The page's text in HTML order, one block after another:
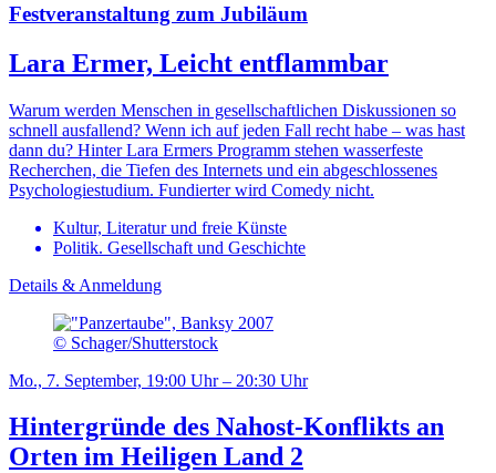
Festveranstaltung zum Jubiläum
Lara Ermer, Leicht entflammbar
Warum werden Menschen in gesellschaftlichen Diskussionen so
schnell ausfallend? Wenn ich auf jeden Fall recht habe – was hast
dann du? Hinter Lara Ermers Programm stehen wasserfeste
Recherchen, die Tiefen des Internets und ein abgeschlossenes
Psychologiestudium. Fundierter wird Comedy nicht.
Kultur, Literatur und freie Künste
Politik. Gesellschaft und Geschichte
Details & Anmeldung
© Schager/Shutterstock
Mo., 7. September, 19:00 Uhr – 20:30 Uhr
Hintergründe des Nahost-Konflikts an
Orten im Heiligen Land 2